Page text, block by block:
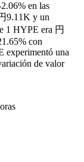
en las
9.11K y un
1 HYPE era 円
con
experimentó una
de valor